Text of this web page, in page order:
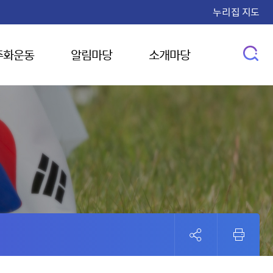
누리집 지도
운동 알림마당 소개마당